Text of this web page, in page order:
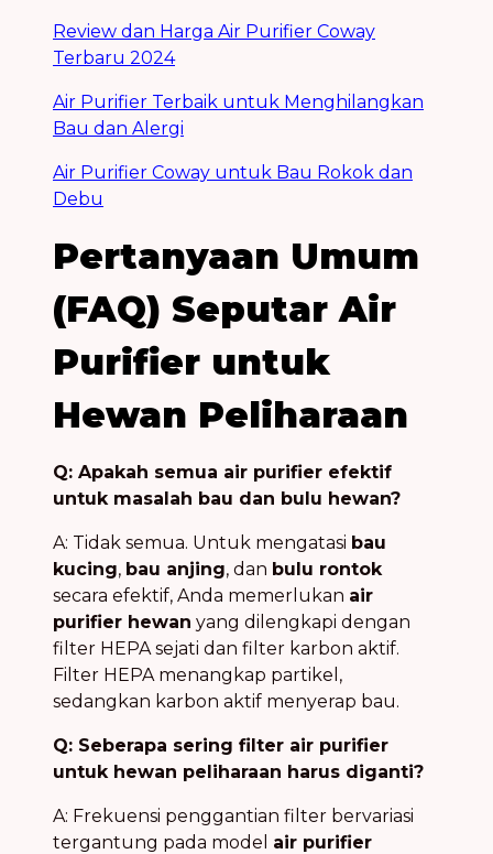
Review dan Harga Air Purifier Coway
Terbaru 2024
Air Purifier Terbaik untuk Menghilangkan
Bau dan Alergi
Air Purifier Coway untuk Bau Rokok dan
Debu
Pertanyaan Umum
(FAQ) Seputar Air
Purifier untuk
Hewan Peliharaan
Q: Apakah semua air purifier efektif
untuk masalah bau dan bulu hewan?
A: Tidak semua. Untuk mengatasi bau
kucing, bau anjing, dan bulu rontok
secara efektif, Anda memerlukan air
purifier hewan yang dilengkapi dengan
filter HEPA sejati dan filter karbon aktif.
Filter HEPA menangkap partikel,
sedangkan karbon aktif menyerap bau.
Q: Seberapa sering filter air purifier
untuk hewan peliharaan harus diganti?
A: Frekuensi penggantian filter bervariasi
tergantung pada model air purifier